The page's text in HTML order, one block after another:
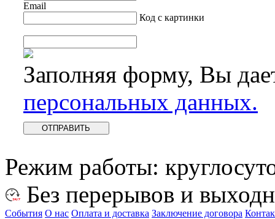
Email
Код с картинки
Заполняя форму, Вы
персональных данных.
Режим работы:
Без перерывов и
События О нас Оплата и доставка Заключение договора